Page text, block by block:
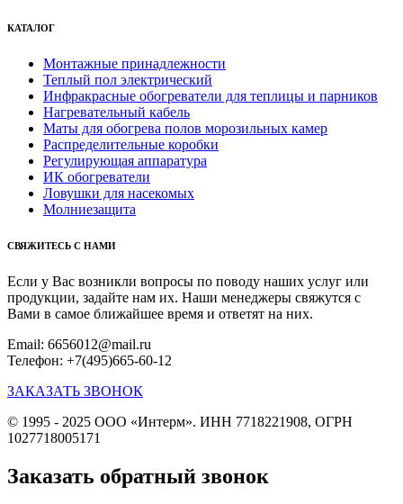
КАТАЛОГ
Монтажные принадлежности
Теплый пол электрический
Инфракрасные обогреватели для теплицы и парников
Нагревательный кабель
Маты для обогрева полов морозильных камер
Распределительные коробки
Регулирующая аппаратура
ИК обогреватели
Ловушки для насекомых
Молниезащита
СВЯЖИТЕСЬ С НАМИ
Если у Вас возникли вопросы по поводу наших услуг или
продукции, задайте нам их. Наши менеджеры свяжутся с
Вами в самое ближайшее время и ответят на них.
Email: 6656012@mail.ru
Телефон: +7(495)665-60-12
ЗАКАЗАТЬ ЗВОНОК
© 1995 - 2025 ООО «Интерм». ИНН 7718221908, ОГРН
1027718005171
Заказать обратный звонок